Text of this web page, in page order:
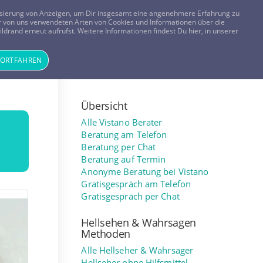
FRAGEN? KOSTENLOS ANRUFEN: 0800-8478266
Magazin ANMELDEN REGISTRIEREN
Übersicht
Alle Vistano Berater
Beratung am Telefon
Beratung per Chat
Beratung auf Termin
Anonyme Beratung bei Vistano
Gratisgespräch am Telefon
Gratisgespräch per Chat
Hellsehen & Wahrsagen
Methoden
Alle Hellseher & Wahrsager
von Anzeigen, um Dir insgesamt eine angenehmere Erfahrung zu
uns verwendeten Arten von Cookies und Informationen über die
erneut aufrufst. Weitere Informationen findest Du hier, in unserer